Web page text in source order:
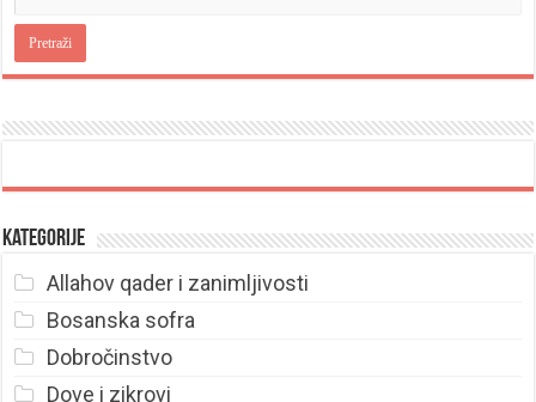
Kategorije
Allahov qader i zanimljivosti
Bosanska sofra
Dobročinstvo
Dove i zikrovi